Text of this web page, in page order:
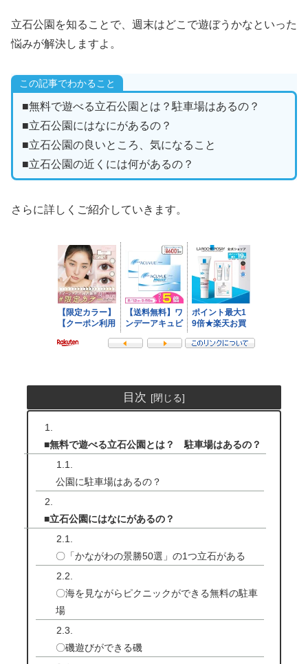
立石公園を知ることで、週末はどこで遊ぼうかなといった
悩みが解決しますよ。
この記事でわかること
■無料で遊べる立石公園とは？駐車場はあるの？
■立石公園にはなにがあるの？
■立石公園の良いところ、気になること
■立石公園の近くには何があるの？
さらに詳しくご紹介していきます。
目次
■無料で遊べる立石公園とは？ 駐車場はあるの？
公園に駐車場はあるの？
■立石公園にはなにがあるの？
〇「かながわの景勝50選」の1つ立石がある
〇海を見ながらピクニックができる無料の駐車
場
〇磯遊びができる磯